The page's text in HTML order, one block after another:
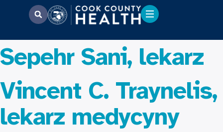
Sepehr Sani, lekarz
Vincent C. Traynelis,
lekarz medycyny